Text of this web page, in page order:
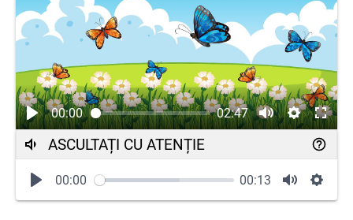
00:00 02:47
ASCULTAȚI CU ATENȚIE
00:00 00:13